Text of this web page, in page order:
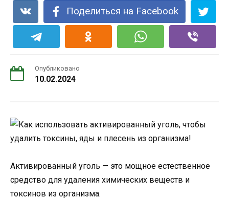
Поделиться на Facebook
Опубликовано
10.02.2024
Активированный уголь — это мощное естественное
средство для удаления химических веществ и
токсинов из организма.